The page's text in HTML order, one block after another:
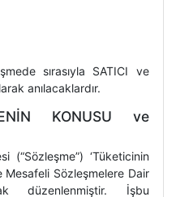
sırasıyla SATICI ve
anılacaklardır.
KONUSU ve
(“Sözleşme”) ‘Tüketicinin
Mesafeli Sözleşmelere Dair
düzenlenmiştir. İşbu